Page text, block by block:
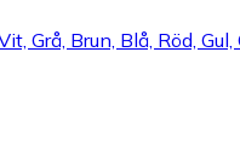
Grå, Brun, Blå, Röd,